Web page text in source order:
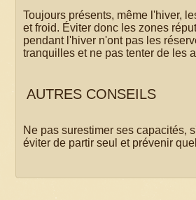
Toujours présents, même l'hiver,
et froid. Éviter donc les zones
pendant l'hiver n'ont pas les
tranquilles et ne pas tenter de les
AUTRES CONSEILS
Ne pas surestimer ses capacités,
éviter de partir seul et prévenir